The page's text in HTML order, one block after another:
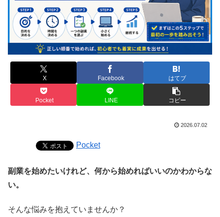
X Facebook はてブ
Pocket LINE コピー
2026.07.02
Pocket
副業を始めたいけれど、何から始めればいいのかわからな
い。
そんな悩みを抱えていませんか？